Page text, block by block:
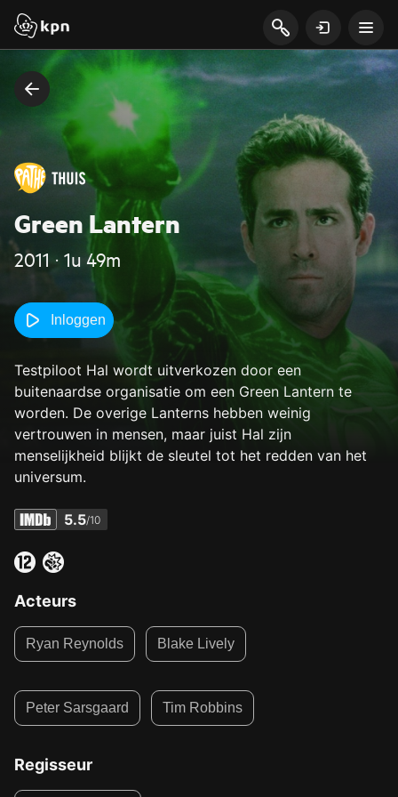
Green Lantern
2011 ‧ 1u 49m
Inloggen
Testpiloot Hal wordt uitverkozen door een
buitenaardse organisatie om een Green Lantern te
worden. De overige Lanterns hebben weinig
vertrouwen in mensen, maar juist Hal zijn
menselijkheid blijkt de sleutel tot het redden van het
universum.
5.5/10
Acteurs
Ryan Reynolds Blake Lively
Peter Sarsgaard Tim Robbins
Regisseur